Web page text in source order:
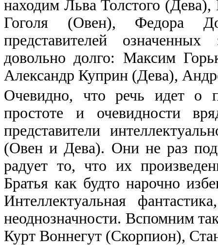
находим Льва Толстого
Гоголя (Овен), Федора
представителей
довольно долго: Максим
Александр Куприн (Дева),
Очевидно, что речь идет о
простоте и очевидности
представители
(Овен и Дева). Они не раз
радует то, что их
Братья как будто нарочно
Интеллектуальная
неоднозначности. Вспомним
Курт Воннегут (Скорпион),